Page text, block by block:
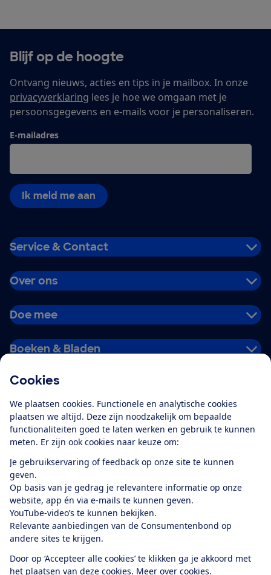
Cookies
We plaatsen cookies. Functionele en analytische cookies
plaatsen we altijd. Deze zijn noodzakelijk om bepaalde
functionaliteiten goed te laten werken en gebruik te kunnen
meten. Er zijn ook cookies naar keuze om:
Je gebruikservaring of feedback op onze site te kunnen
geven.
Op basis van je gedrag je relevantere informatie op onze
website, app én via e-mails te kunnen geven.
YouTube-video’s te kunnen bekijken.
Relevante aanbiedingen van de Consumentenbond op
andere sites te krijgen.
Door op ‘Accepteer alle cookies’ te klikken ga je akkoord met
het plaatsen van deze cookies. Meer over cookies.
Blijf op de hoogte
Ontvang nieuws, acties en tips in je mailbox. In onze
privacyverklaring lees je hoe we omgaan met je
persoonsgegevens en e-mails voor je personaliseren.
E-mailadres
Ik meld me aan
Service & Contact
Over ons
Doe mee
Boeken & Bladen
Alles over de
app
Algemene Voorwaarden
Privacyverklaring
Cookiebeleid
Privacyvoorkeuren
Toegankelijkheid
RSS-feed nieuws
Facebook
TwitterInstagram
YoutubeLinkedIn